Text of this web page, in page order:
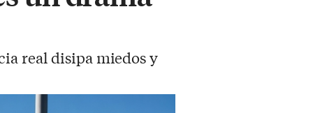
real disipa miedos y